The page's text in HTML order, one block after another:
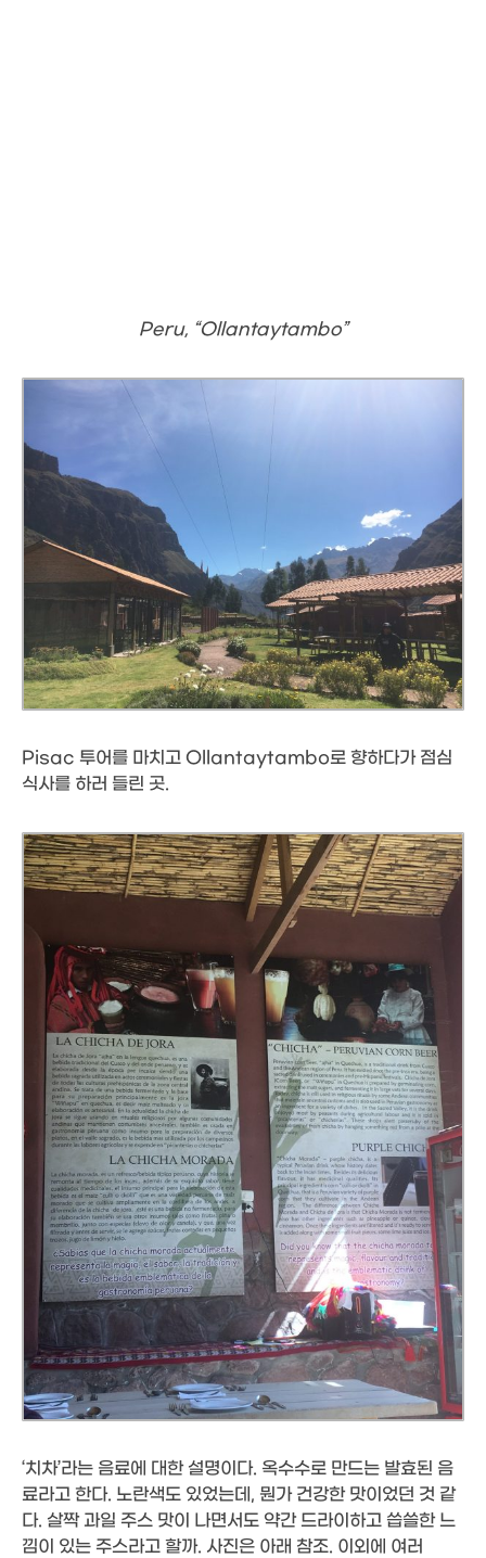
Peru, “Ollantaytambo”
Pisac 투어를 마치고 Ollantaytambo로 향하다가 점심
식사를 하러 들린 곳.
‘치차’라는 음료에 대한 설명이다. 옥수수로 만드는 발효된 음
료라고 한다. 노란색도 있었는데, 뭔가 건강한 맛이었던 것 같
다. 살짝 과일 주스 맛이 나면서도 약간 드라이하고 씁쓸한 느
낌이 있는 주스라고 할까. 사진은 아래 참조. 이외에 여러